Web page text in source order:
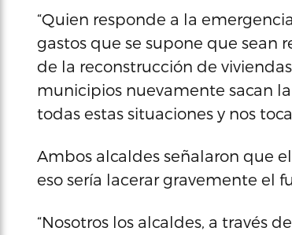
“Quien responde a la
gastos que se supone que sean
de la reconstrucción de
municipios nuevamente sacan
todas estas situaciones y nos
Ambos alcaldes señalaron que
eso sería lacerar gravemente el
“Nosotros los alcaldes, a través